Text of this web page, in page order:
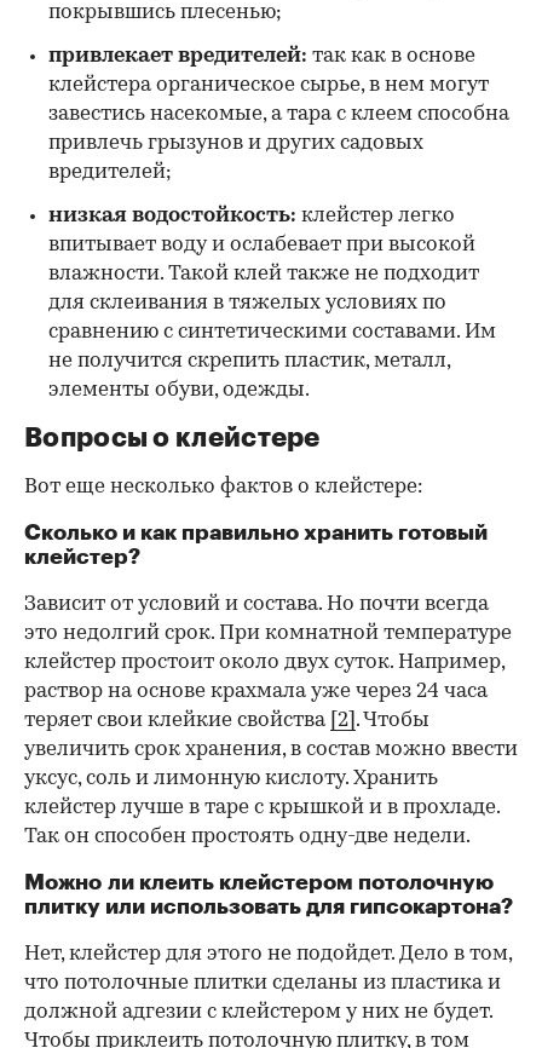
покрывшись плесенью;
привлекает вредителей: так как в основе
клейстера органическое сырье, в нем могут
завестись насекомые, а тара с клеем способна
привлечь грызунов и других садовых
вредителей;
низкая водостойкость: клейстер легко
впитывает воду и ослабевает при высокой
влажности. Такой клей также не подходит
для склеивания в тяжелых условиях по
сравнению с синтетическими составами. Им
не получится скрепить пластик, металл,
элементы обуви, одежды.
Вопросы о клейстере
Вот еще несколько фактов о клейстере:
Сколько и как правильно хранить готовый
клейстер?
Зависит от условий и состава. Но почти всегда
это недолгий срок. При комнатной температуре
клейстер простоит около двух суток. Например,
раствор на основе крахмала уже через 24 часа
теряет свои клейкие свойства [2] . Чтобы
увеличить срок хранения, в состав можно ввести
уксус, соль и лимонную кислоту. Хранить
клейстер лучше в таре с крышкой и в прохладе.
Так он способен простоять одну-две недели.
Можно ли клеить клейстером потолочную
плитку или использовать для гипсокартона?
Нет, клейстер для этого не подойдет. Дело в том,
что потолочные плитки сделаны из пластика и
должной адгезии с клейстером у них не будет.
Чтобы приклеить потолочную плитку, в том